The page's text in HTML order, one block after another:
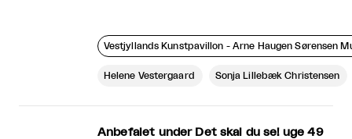
Vestjyllands Kunstpavillon - Arne Haugen Sørensen
Helene Vestergaard Sonja Lillebæk Christensen
Anbefalet under Det skal du se! uge 49